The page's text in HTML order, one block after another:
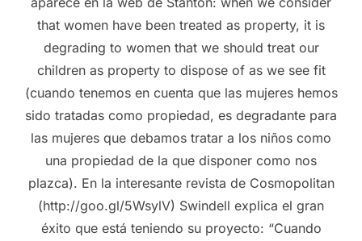
that women have been treated as property, it is
degrading to women that we should treat our
children as property to dispose of as we see fit
(cuando tenemos en cuenta que las mujeres hemos
sido tratadas como propiedad, es degradante para
las mujeres que debamos tratar a los niños como
una propiedad de la que disponer como nos
plazca). En la interesante revista de Cosmopolitan
(http://goo.gl/5WsylV) Swindell explica el gran
éxito que está teniendo su proyecto: “Cuando